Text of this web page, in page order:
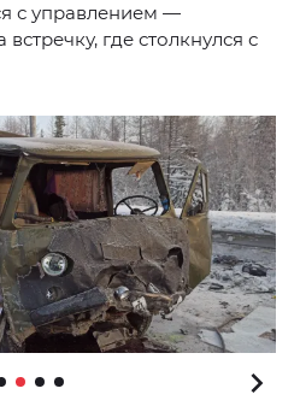
с управлением —
где столкнулся с